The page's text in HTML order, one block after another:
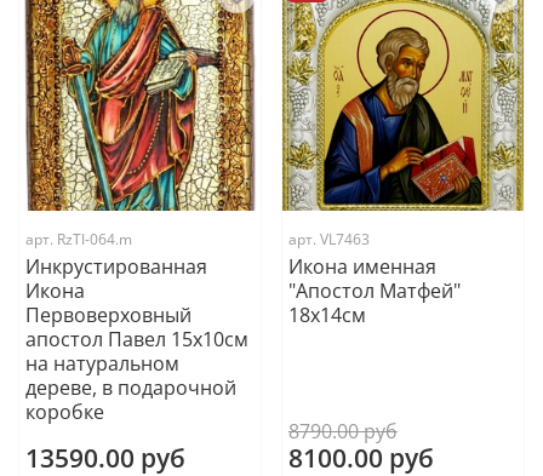
арт. RzTI-064.m
Инкрустированная
Икона
Первоверховный
апостол Павел 15х10см
на натуральном
дереве, в подарочной
коробке
13590.00 руб
арт. VL7463
Икона именная
"Апостол Матфей"
18x14см
8790.00 руб
8100.00 руб